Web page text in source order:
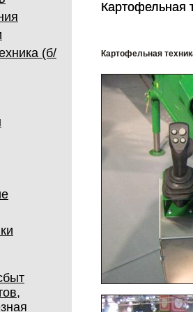
(б/
Картофельная
Картофельная
Картофельная